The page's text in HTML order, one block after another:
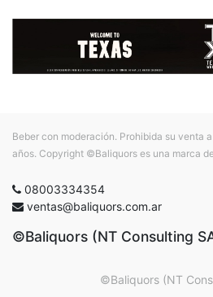
Beber con moderación. Prohibida su venta
años. Copyright ©Baliquors es una marca
08003334354
ventas@baliquors.com.ar
©Baliquors (NT Consulting
©Baliquors (NT